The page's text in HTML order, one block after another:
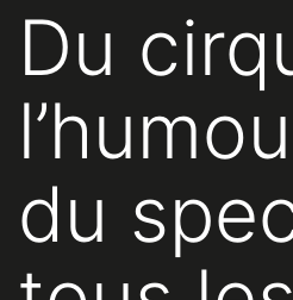
Du
du